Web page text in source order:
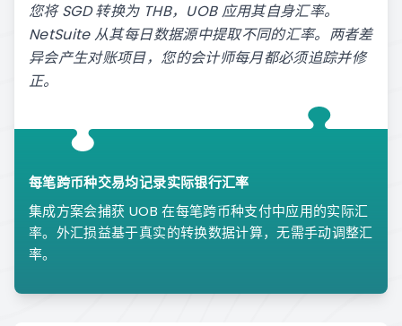
您将 SGD 转换为 THB，UOB 应用其自身汇率。
NetSuite 从其每日数据源中提取不同的汇率。两者差
异会产生对账项目，您的会计师每月都必须追踪并修
正。
每笔跨币种交易均记录实际银行汇率
集成方案会捕获 UOB 在每笔跨币种支付中应用的实际汇
率。外汇损益基于真实的转换数据计算，无需手动调整汇
率。